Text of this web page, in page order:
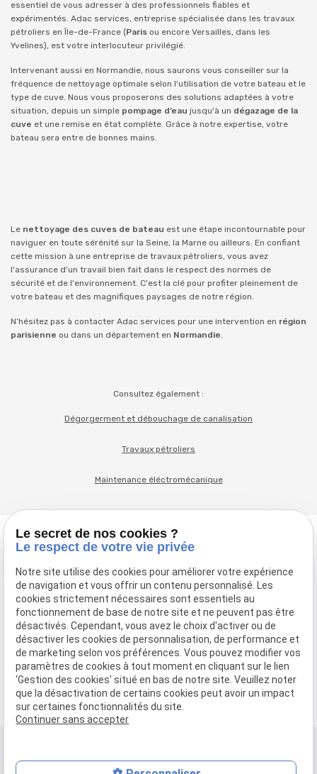
essentiel de vous adresser à des professionnels fiables et
expérimentés. Adac services, entreprise spécialisée dans les travaux
pétroliers en Île-de-France (Paris ou encore Versailles, dans les
Yvelines), est votre interlocuteur privilégié.
Intervenant aussi en Normandie, nous saurons vous conseiller sur la
fréquence de nettoyage optimale selon l'utilisation de votre bateau et le
type de cuve. Nous vous proposerons des solutions adaptées à votre
situation, depuis un simple pompage d’eau jusqu'à un dégazage de la
cuve et une remise en état complète. Grâce à notre expertise, votre
bateau sera entre de bonnes mains.
Le nettoyage des cuves de bateau est une étape incontournable pour
naviguer en toute sérénité sur la Seine, la Marne ou ailleurs. En confiant
cette mission à une entreprise de travaux pétroliers, vous avez
l'assurance d'un travail bien fait dans le respect des normes de
sécurité et de l'environnement. C'est la clé pour profiter pleinement de
votre bateau et des magnifiques paysages de notre région.
N’hésitez pas à contacter Adac services pour une intervention en région
parisienne ou dans un département en Normandie.
Consultez également :
Dégorgerment et débouchage de canalisation
Travaux pétroliers
Maintenance éléctromécanique
Retrouvez-nous
242 Boulevard Voltaire, 75011 PARIS
Contactez-nous
01 43 67 02 22
Mentions légales
Le secret de nos cookies ?
Le respect de votre vie privée
Notre site utilise des cookies pour améliorer votre expérience
de navigation et vous offrir un contenu personnalisé. Les
cookies strictement nécessaires sont essentiels au
fonctionnement de base de notre site et ne peuvent pas être
désactivés. Cependant, vous avez le choix d'activer ou de
désactiver les cookies de personnalisation, de performance et
de marketing selon vos préférences. Vous pouvez modifier vos
paramètres de cookies à tout moment en cliquant sur le lien
'Gestion des cookies' situé en bas de notre site. Veuillez noter
que la désactivation de certains cookies peut avoir un impact
sur certaines fonctionnalités du site.
Continuer sans accepter